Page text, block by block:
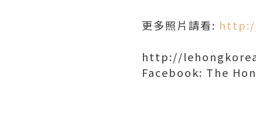
更多照片請看:
http://
Facebook: The